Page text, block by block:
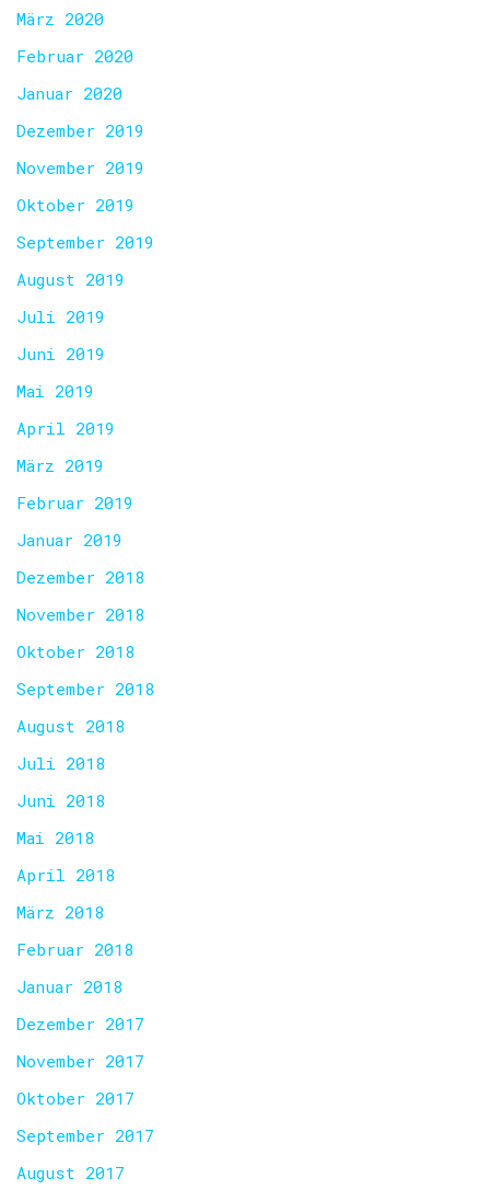
März 2020
Februar 2020
Januar 2020
Dezember 2019
November 2019
Oktober 2019
September 2019
August 2019
Juli 2019
Juni 2019
Mai 2019
April 2019
März 2019
Februar 2019
Januar 2019
Dezember 2018
November 2018
Oktober 2018
September 2018
August 2018
Juli 2018
Juni 2018
Mai 2018
April 2018
März 2018
Februar 2018
Januar 2018
Dezember 2017
November 2017
Oktober 2017
September 2017
August 2017